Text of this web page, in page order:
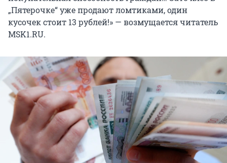
„Пятерочке“ уже продают ломтиками, один
кусочек стоит 13 рублей!» — возмущается читатель
MSK1.RU.